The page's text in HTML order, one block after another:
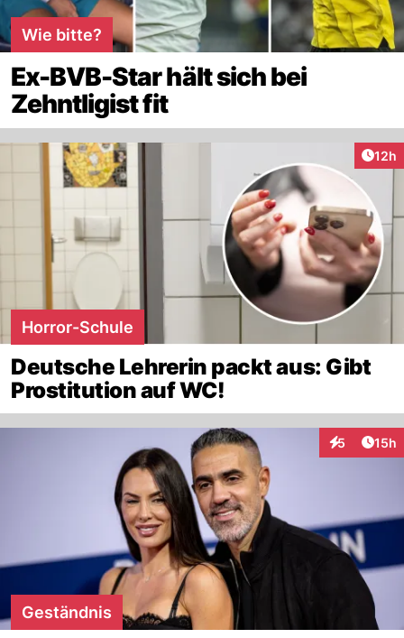
Wie bitte?
Ex-BVB-Star hält sich bei
Zehntligist fit
12h
Horror-Schule
Deutsche Lehrerin packt aus: Gibt
Prostitution auf WC!
5
Interaktionen
15h
Geständnis